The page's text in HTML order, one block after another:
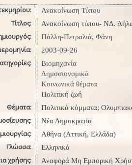
Ανακοίνωση Τύπου
Τίτλος: Ανακοίνωση τύπου- ΝΔ.
Πάλλη-Πετραλιά, Φάνη
2003-09-26
Βιομηχανία
Δημοσιονομικά
Κοινωνικά θέματα
Πολιτική ζωή
Θέματα: Πολιτικά κόμματα;
Νέα Δημοκρατία
Αθήνα (Αττική, Ελλάδα)
Γλώσσα: Ελληνικά
χρήσης: Αναφορά Μη Εμπορική